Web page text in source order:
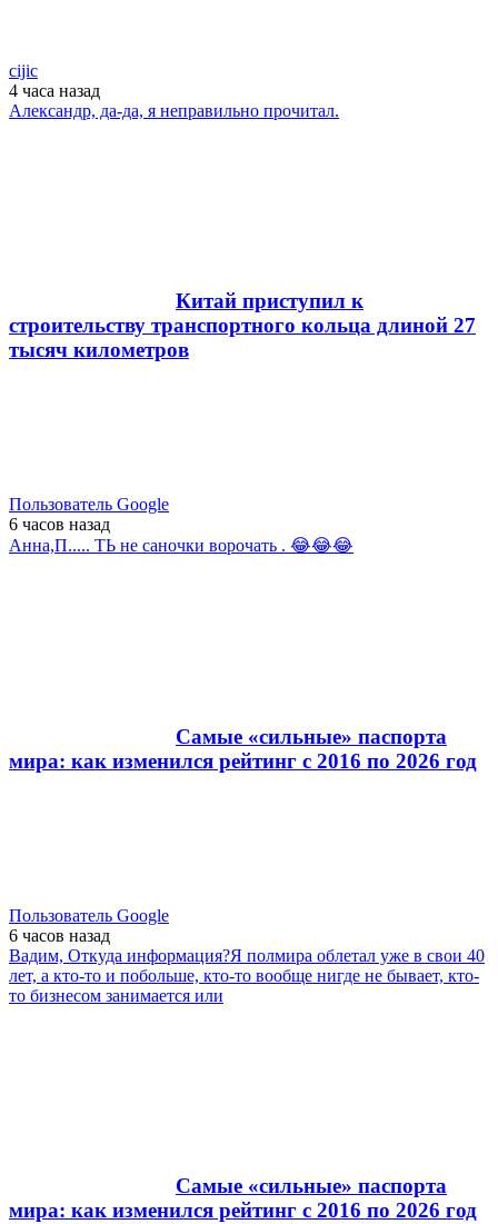
cijic
4 часа назад
Александр, да-да, я неправильно прочитал.
Китай приступил к
строительству транспортного кольца длиной 27
тысяч километров
Пользователь Google
6 часов назад
Анна,П..... ТЬ не саночки ворочать . 😂😂😂
Самые «сильные» паспорта
мира: как изменился рейтинг с 2016 по 2026 год
Пользователь Google
6 часов назад
Вадим, Откуда информация?Я полмира облетал уже в свои 40
лет, а кто-то и побольше, кто-то вообще нигде не бывает, кто-
то бизнесом занимается или
Самые «сильные» паспорта
мира: как изменился рейтинг с 2016 по 2026 год